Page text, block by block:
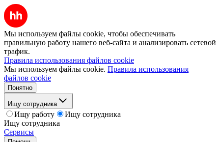
Мы используем файлы cookie, чтобы обеспечивать
правильную работу нашего веб-сайта и анализировать сетевой
трафик.
Правила использования файлов cookie
Мы используем файлы cookie. Правила использования
файлов cookie
Понятно
Ищу сотрудника
Ищу работу
Ищу сотрудника
Ищу сотрудника
Сервисы